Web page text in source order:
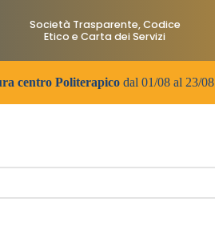
Società Trasparente, Codice
Etico e Carta dei Servizi
centro Politerapicodal 01/08 al 23/08